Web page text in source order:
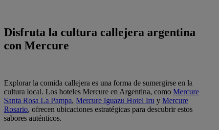
Disfruta la cultura callejera argentina
con Mercure
Explorar la comida callejera es una forma de sumergirse en la
cultura local. Los hoteles Mercure en Argentina, como Mercure
Santa Rosa La Pampa, Mercure Iguazu Hotel Iru y Mercure
Rosario, ofrecen ubicaciones estratégicas para descubrir estos
sabores auténticos.